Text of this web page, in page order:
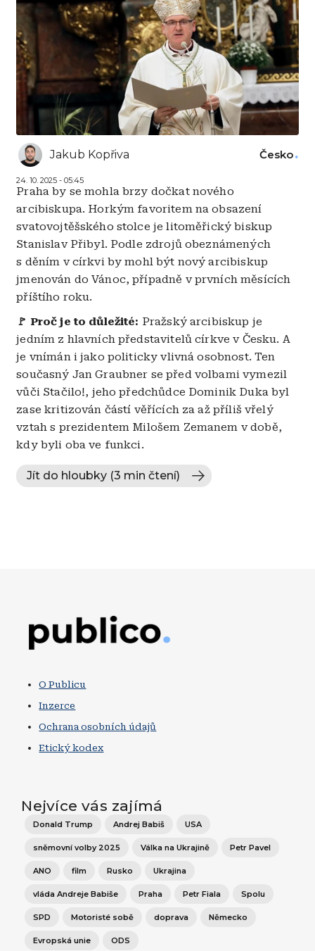
Jakub Kopřiva
24. 10. 2025 - 05:45
Česko
Praha by se mohla brzy dočkat nového
arcibiskupa. Horkým favoritem na obsazení
svatovojtěšského stolce je litoměřický biskup
Stanislav Přibyl. Podle zdrojů obeznámených
s děním v církvi by mohl být nový arcibiskup
jmenován do Vánoc, případně v prvních měsících
příštího roku.
🚩 Proč je to důležité: Pražský arcibiskup je
jedním z hlavních představitelů církve v Česku. A
je vnímán i jako politicky vlivná osobnost. Ten
současný Jan Graubner se před volbami vymezil
vůči Stačilo!, jeho předchůdce Dominik Duka byl
zase kritizován částí věřících za až příliš vřelý
vztah s prezidentem Milošem Zemanem v době,
kdy byli oba ve funkci.
Jít do hloubky (3 min čtení)
O Publicu
Inzerce
Ochrana osobních údajů
Etický kodex
Nejvíce vás zajímá
Donald Trump Andrej Babiš USA
sněmovní volby 2025 Válka na Ukrajině Petr Pavel
ANO film Rusko Ukrajina
vláda Andreje Babiše Praha Petr Fiala Spolu
SPD Motoristé sobě doprava Německo
Evropská unie ODS